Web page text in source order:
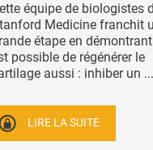
équipe de biologistes
Medicine franchit
étape en démontrant
possible de régénérer le
aussi : inhiber un ...
LIRE LA SUITE